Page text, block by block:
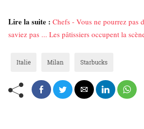
Lire la suite : Chefs - Vous ne pourrez pas
saviez pas ... Les pâtissiers occupent la
Italie Milan Starbucks